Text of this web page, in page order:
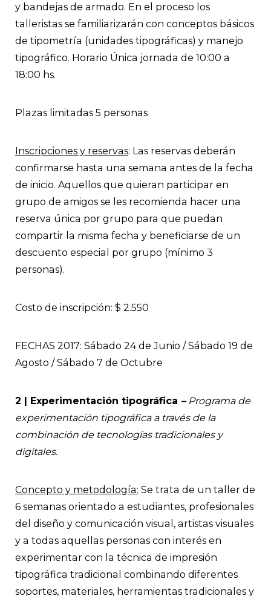
y bandejas de armado. En el proceso los
talleristas se familiarizarán con conceptos básicos
de tipometría (unidades tipográficas) y manejo
tipográfico. Horario Única jornada de 10:00 a
18:00 hs.
Plazas limitadas 5 personas
Inscripciones y reservas: Las reservas deberán
confirmarse hasta una semana antes de la fecha
de inicio. Aquellos que quieran participar en
grupo de amigos se les recomienda hacer una
reserva única por grupo para que puedan
compartir la misma fecha y beneficiarse de un
descuento especial por grupo (mínimo 3
personas).
Costo de inscripción: $ 2.550
FECHAS 2017: Sábado 24 de Junio / Sábado 19 de
Agosto / Sábado 7 de Octubre
2 | Experimentación tipográfica –Programa de
experimentación tipográfica a través de la
combinación de tecnologías tradicionales y
digitales.
Concepto y metodología: Se trata de un taller de
6 semanas orientado a estudiantes, profesionales
del diseño y comunicación visual, artistas visuales
y a todas aquellas personas con interés en
experimentar con la técnica de impresión
tipográfica tradicional combinando diferentes
soportes, materiales, herramientas tradicionales y